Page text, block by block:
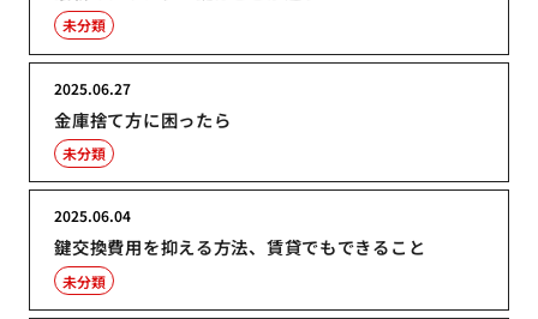
未分類
金庫捨て方に困ったら
2025.06.27
未分類
鍵交換費用を抑える方法、賃貸でもできること
2025.06.04
未分類